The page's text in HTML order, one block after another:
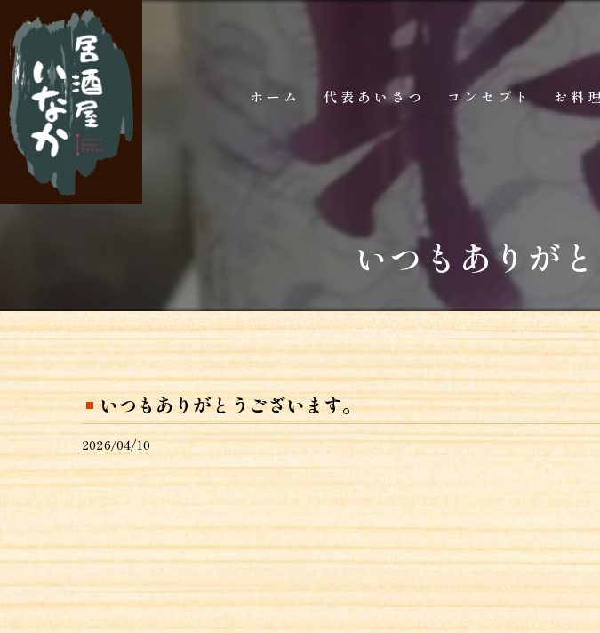
ホーム 代表あいさつ コンセプト お料理
いつもありが
いつもありがとうございます。
2026/04/10